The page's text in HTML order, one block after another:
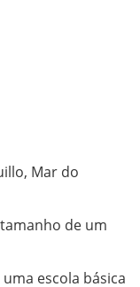
Mar do
de um
escola básica